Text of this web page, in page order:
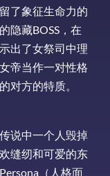
了象征生命力的
隐藏BOSS，在
出了女祭司中理
帝当作一对性格
对方的特质。
说中一个人毁掉
缝纫和可爱的东
（人格面